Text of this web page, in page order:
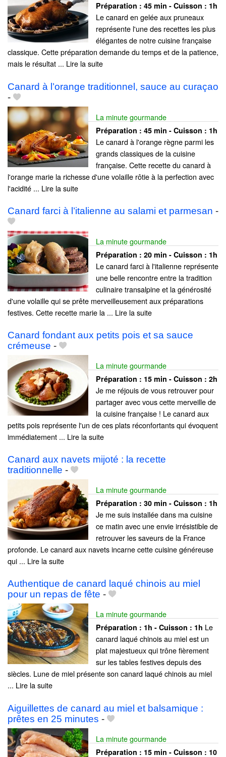
Préparation : 45 min - Cuisson : 1h
Le canard en gelée aux pruneaux
représente l'une des recettes les plus
élégantes de notre cuisine française
classique. Cette préparation demande du temps et de la patience,
mais le résultat ... Lire la suite
Canard à l’orange traditionnel, sauce au curaçao
-
La minute gourmande
Préparation : 45 min - Cuisson : 1h
Le canard à l'orange règne parmi les
grands classiques de la cuisine
française. Cette recette du canard à
l'orange marie la richesse d'une volaille rôtie à la perfection avec
l'acidité ... Lire la suite
Canard farci à l’italienne au salami et parmesan -
La minute gourmande
Préparation : 20 min - Cuisson : 1h
Le canard farci à l'italienne représente
une belle rencontre entre la tradition
culinaire transalpine et la générosité
d'une volaille qui se prête merveilleusement aux préparations
festives. Cette recette marie la ... Lire la suite
Canard fondant aux petits pois et sa sauce
crémeuse -
La minute gourmande
Préparation : 15 min - Cuisson : 2h
Je me réjouis de vous retrouver pour
partager avec vous cette merveille de
la cuisine française ! Le canard aux
petits pois représente l'un de ces plats réconfortants qui évoquent
immédiatement ... Lire la suite
Canard aux navets mijoté : la recette
traditionnelle -
La minute gourmande
Préparation : 30 min - Cuisson : 1h
Je me suis installée dans ma cuisine
ce matin avec une envie irrésistible de
retrouver les saveurs de la France
profonde. Le canard aux navets incarne cette cuisine généreuse
qui ... Lire la suite
Authentique de canard laqué chinois au miel
pour un repas de fête -
La minute gourmande
Préparation : 1h - Cuisson : 1h Le
canard laqué chinois au miel est un
plat majestueux qui trône fièrement
sur les tables festives depuis des
siècles. Lune de miel présente son canard laqué chinois au miel
... Lire la suite
Aiguillettes de canard au miel et balsamique :
prêtes en 25 minutes -
La minute gourmande
Préparation : 15 min - Cuisson : 10